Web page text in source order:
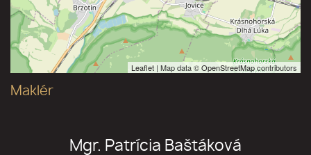
Leaflet | Map data ©OpenStreetMapcontributors
Maklér
Mgr. Patrícia Baštáková